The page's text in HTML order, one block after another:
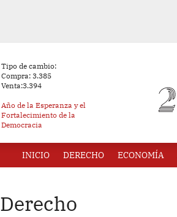
Tipo de cambio:
Compra: 3.385
Venta:3.394
Año de la Esperanza y el
Fortalecimiento de la
Democracia
INICIO DERECHO ECONOMÍA
Derecho